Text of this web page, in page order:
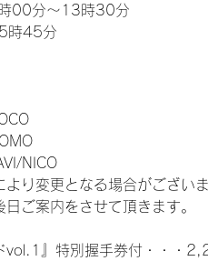
00分～13時30分
時45分
NICO
り変更となる場合がございま
ご案内をさせて頂きます。
vol.1』特別握手券付・・・